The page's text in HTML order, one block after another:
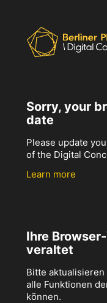
Sorry, your
date
Please update
of the Digital
Learn more
Ihre
veraltet
Bitte
alle Funktionen
können.